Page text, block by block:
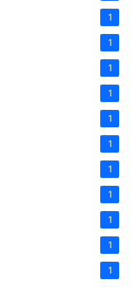
1
1
1
1
1
1
1
1
1
1
1